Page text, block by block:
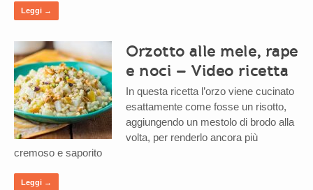
Leggi →
Orzotto alle mele, rape
e noci – Video ricetta
In questa ricetta l’orzo viene cucinato
esattamente come fosse un risotto,
aggiungendo un mestolo di brodo alla
volta, per renderlo ancora più
cremoso e saporito
Leggi →